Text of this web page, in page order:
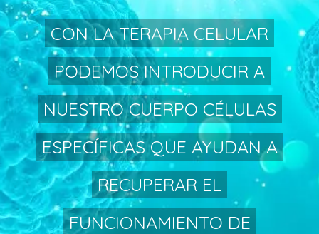
CON LA TERAPIA CELULAR
PODEMOS INTRODUCIR A
NUESTRO CUERPO CÉLULAS
ESPECÍFICAS QUE AYUDAN A
RECUPERAR EL
FUNCIONAMIENTO DE